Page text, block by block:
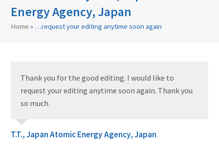
Energy Agency, Japan
Home » …request your editing anytime soon again
Thank you for the good editing. I would like to
request your editing anytime soon again. Thank you
so much.
T.T., Japan Atomic Energy Agency, Japan